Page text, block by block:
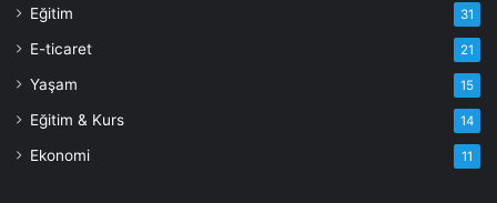
Eğitim 31
E-ticaret 21
Yaşam 15
Eğitim & Kurs 14
Ekonomi 11